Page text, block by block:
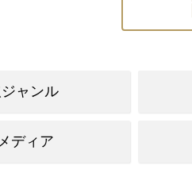
ャンル
ディア